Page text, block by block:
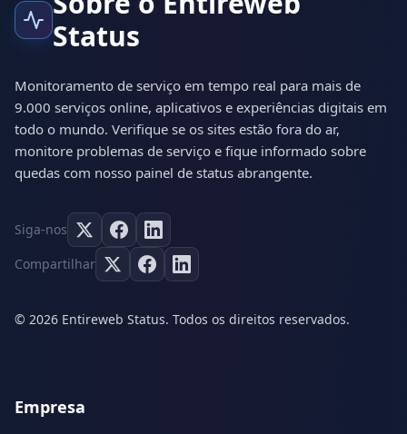
Status
Monitoramento de serviço em tempo real para mais de
9.000 serviços online, aplicativos e experiências digitais em
todo o mundo. Verifique se os sites estão fora do ar,
monitore problemas de serviço e fique informado sobre
quedas com nosso painel de status abrangente.
Siga-nos
Compartilhar
© 2026 Entireweb Status. Todos os direitos reservados.
Empresa